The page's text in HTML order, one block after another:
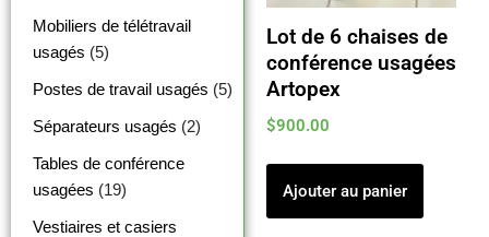
Mobiliers de télétravail
usagés (5)
Postes de travail usagés (5)
Séparateurs usagés (2)
Tables de conférence
usagées (19)
Vestiaires et casiers
Lot de 6 chaises de
conférence usagées
Artopex
$900.00
Ajouter au panier